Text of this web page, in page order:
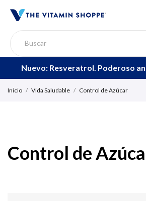
Nuevo: Resveratrol. Poderoso
Inicio Vida Saludable Control de Azúcar
Control de